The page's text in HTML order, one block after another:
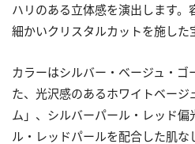
ハリのある立体感を演出します。
細かいクリスタルカットを施した
カラーはシルバー・ベージュ・ゴ
た、光沢感のあるホワイトベージ
ム」、シルバーパール・レッド
ル・レッドパールを配合した肌